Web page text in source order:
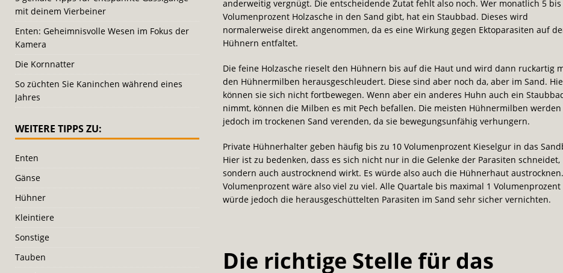
anderweitig vergnügt. Die entscheidende Zutat fehlt also noch. Wer monatlich 5 bis
Volumenprozent Holzasche in den Sand gibt, hat ein Staubbad. Dieses wird
normalerweise direkt angenommen, da es eine Wirkung gegen Ektoparasiten auf
Hühnern entfaltet.
Die feine Holzasche rieselt den Hühnern bis auf die Haut und wird dann ruckartig
den Hühnermilben herausgeschleudert. Diese sind aber noch da, aber im Sand.
können sie sich nicht fortbewegen. Wenn aber ein anderes Huhn auch ein
nimmt, können die Milben es mit Pech befallen. Die meisten Hühnermilben werden
jedoch im trockenen Sand verenden, da sie bewegungsunfähig verhungern.
Private Hühnerhalter geben häufig bis zu 10 Volumenprozent Kieselgur in das
Hier ist zu bedenken, dass es sich nicht nur in die Gelenke der Parasiten schneidet,
sondern auch austrocknend wirkt. Es würde also auch die Hühnerhaut
Volumenprozent wäre also viel zu viel. Alle Quartale bis maximal 1 Volumenprozent
würde jedoch die herausgeschüttelten Parasiten im Sand sehr sicher vernichten.
Die richtige Stelle für das
mit deinem Vierbeiner
Enten: Geheimnisvolle Wesen im Fokus der
Kamera
Die Kornnatter
So züchten Sie Kaninchen während eines
Jahres
WEITERE TIPPS ZU:
Enten
Gänse
Hühner
Kleintiere
Sonstige
Tauben